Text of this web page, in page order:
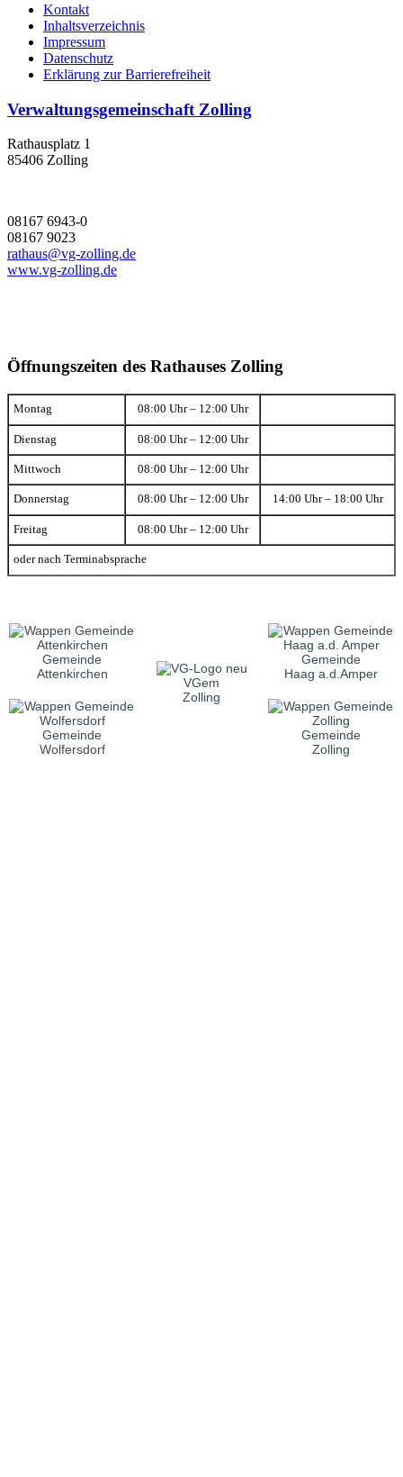
Kontakt
Inhaltsverzeichnis
Impressum
Datenschutz
Erklärung zur Barrierefreiheit
Verwaltungsgemeinschaft Zolling
Rathausplatz 1
85406 Zolling
08167 6943-0
08167 9023
rathaus@vg-zolling.de
www.vg-zolling.de
Öffnungszeiten des Rathauses Zolling
Montag 08:00 Uhr – 12:00 Uhr
Dienstag 08:00 Uhr – 12:00 Uhr
Mittwoch 08:00 Uhr – 12:00 Uhr
Donnerstag 08:00 Uhr – 12:00 Uhr 14:00 Uhr – 18:00 Uhr
Freitag 08:00 Uhr – 12:00 Uhr
oder nach Terminabsprache
Gemeinde
Attenkirchen
VGem
Zolling
Gemeinde
Haag a.d.Amper
Gemeinde
Wolfersdorf
Gemeinde
Zolling